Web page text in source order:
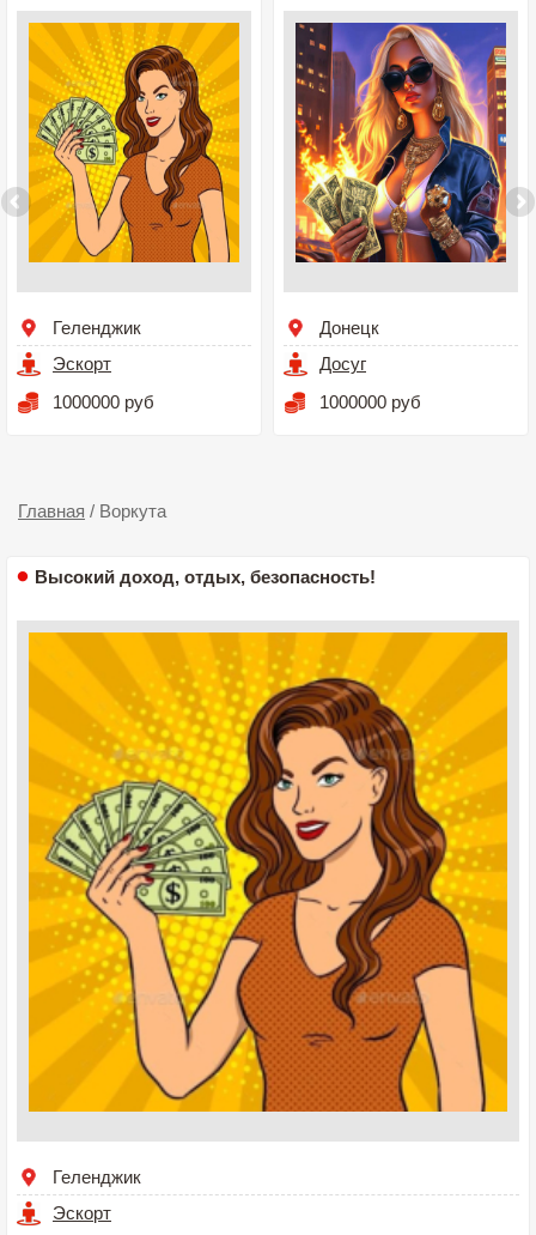
Геленджик
Эскорт
1000000 руб
Донецк
Досуг
1000000 руб
Главная / Воркута
Высокий доход, отдых, безопасность!
Геленджик
Эскорт